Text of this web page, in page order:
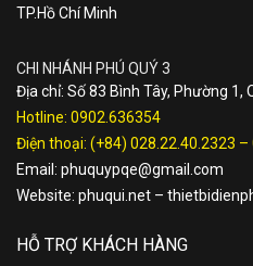
TP.Hồ Chí Minh
CHI NHÁNH PHÚ QUÝ 3
Địa chỉ: Số 83 Bình Tây, Phường 1,
Hotline: 0902.636354
Điện thoại: (+84) 028.22.40.2323 –
Email: phuquypqe@gmail.com
Website: phuqui.net –
HỖ TRỢ KHÁCH HÀNG